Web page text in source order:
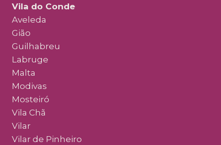
Vila do Conde
Aveleda
Gião
Guilhabreu
Labruge
Malta
Modivas
Mosteiró
Vila Chã
Vilar
Vilar de Pinheiro